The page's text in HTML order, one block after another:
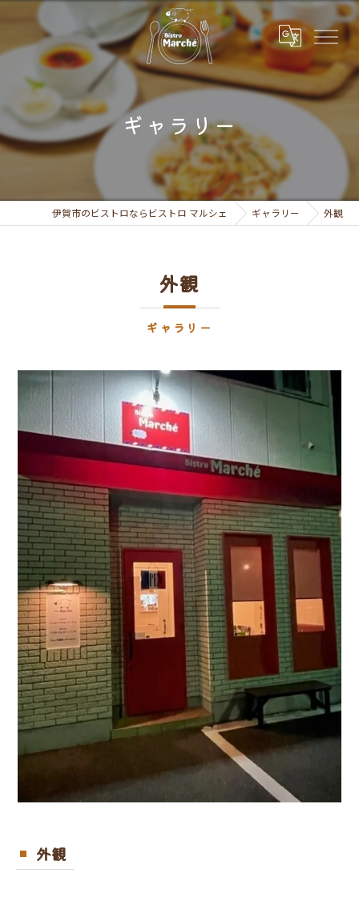
ギャラリー
伊賀市のビストロならビストロ マルシェ ギャラリー 外観
ギャラリー
外観
外観